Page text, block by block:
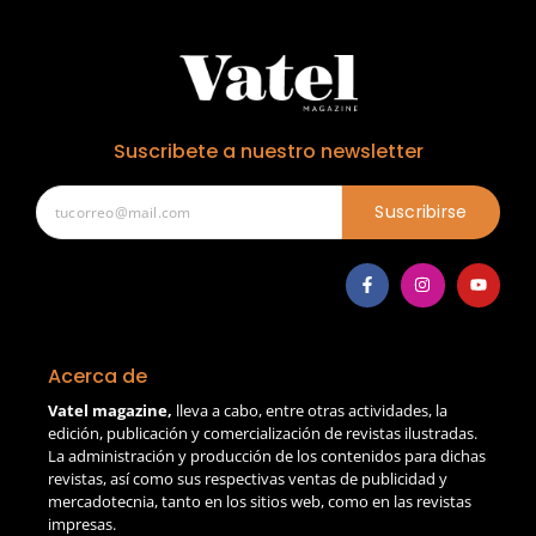
Suscribete a nuestro newsletter
Suscribirse
Acerca de
Vatel magazine, lleva a cabo, entre otras actividades, la
edición, publicación y comercialización de revistas ilustradas.
La administración y producción de los contenidos para dichas
revistas, así como sus respectivas ventas de publicidad y
mercadotecnia, tanto en los sitios web, como en las revistas
impresas.